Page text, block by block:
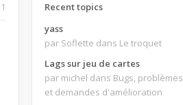
1
Recent topics
yass
par Soflette dans Le troquet
Lags sur jeu de cartes
par michel dans Bugs, problèmes
et demandes d'amélioration